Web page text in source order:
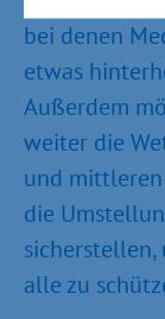
bei denen
etwas
Außerdem
weiter die
und
die
sicherstellen,
alle zu